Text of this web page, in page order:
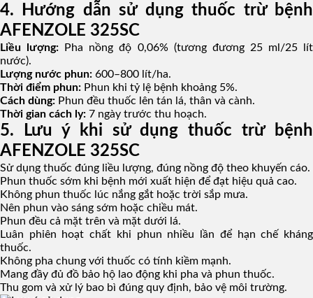
4. Hướng dẫn sử dụng thuốc trừ bệnh
AFENZOLE 325SC
Liều lượng: Pha nồng độ 0,06% (tương đương 25 ml/25 lít
nước).
Lượng nước phun: 600–800 lít/ha.
Thời điểm phun: Phun khi tỷ lệ bệnh khoảng 5%.
Cách dùng: Phun đều thuốc lên tán lá, thân và cành.
Thời gian cách ly: 7 ngày trước thu hoạch.
5. Lưu ý khi sử dụng thuốc trừ bệnh
AFENZOLE 325SC
Sử dụng thuốc đúng liều lượng, đúng nồng độ theo khuyến cáo.
Phun thuốc sớm khi bệnh mới xuất hiện để đạt hiệu quả cao.
Không phun thuốc lúc nắng gắt hoặc trời sắp mưa.
Nên phun vào sáng sớm hoặc chiều mát.
Phun đều cả mặt trên và mặt dưới lá.
Luân phiên hoạt chất khi phun nhiều lần để hạn chế kháng
thuốc.
Không pha chung với thuốc có tính kiềm mạnh.
Mang đầy đủ đồ bảo hộ lao động khi pha và phun thuốc.
Thu gom và xử lý bao bì đúng quy định, bảo vệ môi trường.